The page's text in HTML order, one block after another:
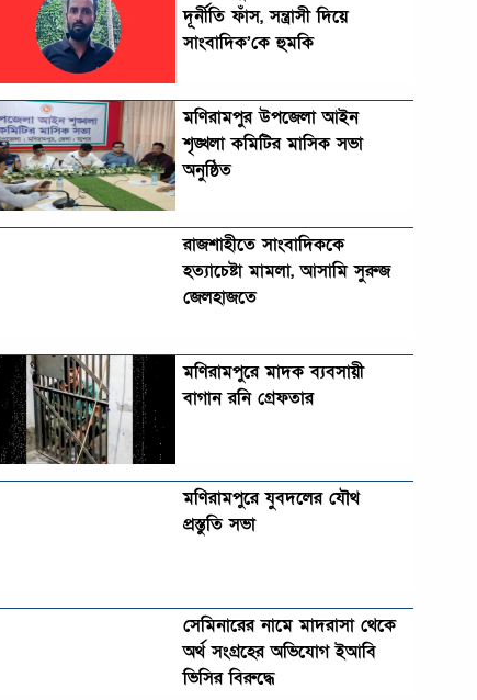
দূর্নীতি ফাঁস, সন্ত্রাসী দিয়ে
সাংবাদিক’কে হুমকি
মণিরামপুর উপজেলা আইন
শৃঙ্খলা কমিটির মাসিক সভা
অনুষ্ঠিত‎‎
রাজশাহীতে সাংবাদিককে
হত্যাচেষ্টা মামলা, আসামি সুরুজ
জেলহাজতে
মণিরামপুরে মাদক ব্যবসায়ী
বাগান রনি গ্রেফতার
মণিরামপুরে যুবদলের যৌথ
প্রস্তুতি সভা
সেমিনারের নামে মাদরাসা থেকে
অর্থ সংগ্রহের অভিযোগ ইআবি
ভিসির বিরুদ্ধে